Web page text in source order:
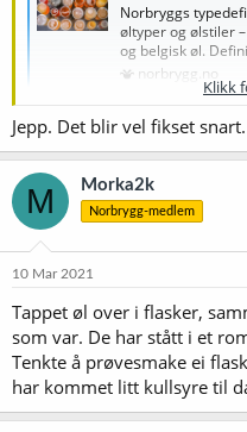
Norbryggs
øltyper og ølstiler
og belgisk øl.
norbrygg.no
Klikk
Jepp. Det blir vel fikset snart.
M Morka2k
Norbrygg-medlem
10 Mar 2021
Tappet øl over i flasker,
som var. De har stått i et
Tenkte å prøvesmake ei
har kommet litt kullsyre til